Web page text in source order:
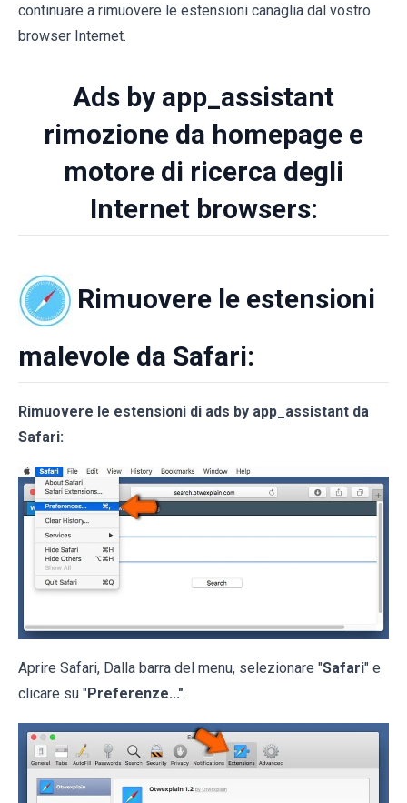
continuare a rimuovere le estensioni canaglia dal vostro
browser Internet.
Ads by app_assistant
rimozione da homepage e
motore di ricerca degli
Internet browsers:
Rimuovere le estensioni
malevole da Safari:
Rimuovere le estensioni di ads by app_assistant da
Safari:
Aprire Safari, Dalla barra del menu, selezionare "Safari" e
clicare su "Preferenze...".